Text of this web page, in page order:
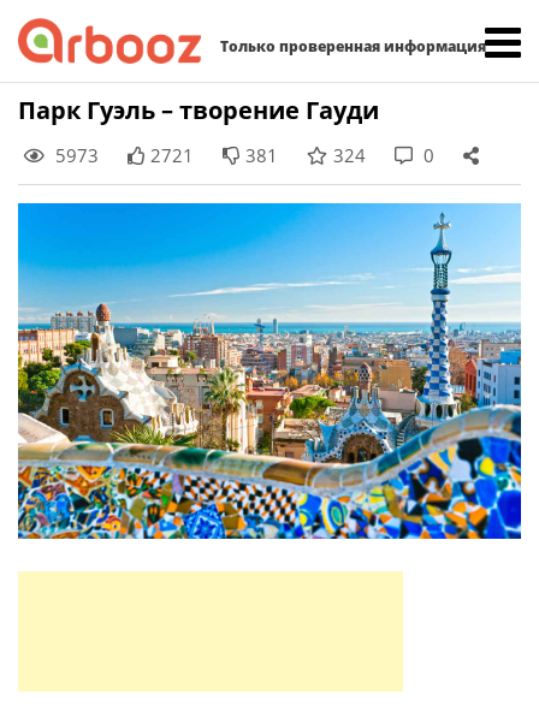
Только проверенная информация
Skip
content
Парк Гуэль – творение Гауди
5973 2721 381 324 0
Найти: